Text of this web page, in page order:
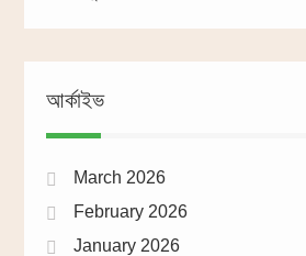
আর্কাইভ
March 2026
February 2026
January 2026